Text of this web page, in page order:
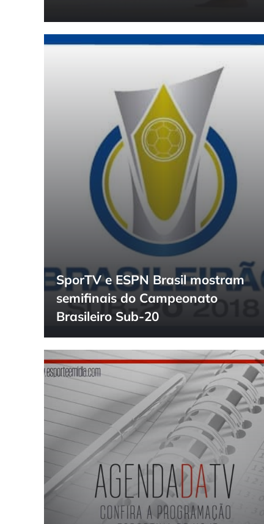
SporTV e ESPN Brasil mostram
semifinais do Campeonato
Brasileiro Sub-20